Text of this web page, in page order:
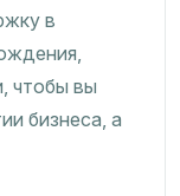
в
чтобы вы
бизнеса, а